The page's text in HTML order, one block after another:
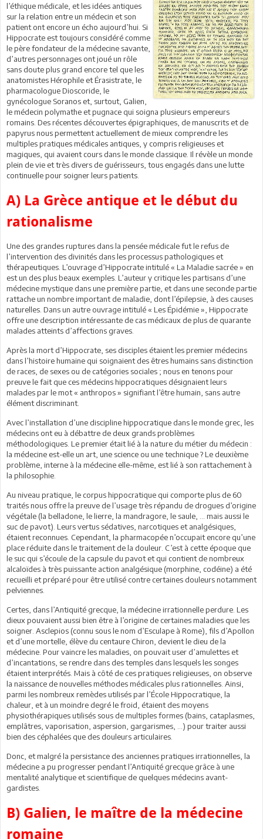
l’éthique médicale, et les idées antiques
sur la relation entre un médecin et son
patient ont encore un écho aujourd’hui. Si
Hippocrate est toujours considéré comme
le père fondateur de la médecine savante,
d’autres personnages ont joué un rôle
sans doute plus grand encore tel que les
anatomistes Hérophile et Érasistrate, le
pharmacologue Dioscoride, le
gynécologue Soranos et, surtout, Galien,
le médecin polymathe et pugnace qui soigna plusieurs empereurs
romains. Des récentes découvertes épigraphiques, de manuscrits et de
papyrus nous permettent actuellement de mieux comprendre les
multiples pratiques médicales antiques, y compris religieuses et
magiques, qui avaient cours dans le monde classique. Il révèle un monde
plein de vie et très divers de guérisseurs, tous engagés dans une lutte
continuelle pour soigner leurs patients.
A) La Grèce antique et le début du
rationalisme
Une des grandes ruptures dans la pensée médicale fut le refus de
l’intervention des divinités dans les processus pathologiques et
thérapeutiques. L’ouvrage d’Hippocrate intitulé « La Maladie sacrée » en
est un des plus beaux exemples. L’auteur y critique les partisans d’une
médecine mystique dans une première partie, et dans une seconde partie
rattache un nombre important de maladie, dont l’épilepsie, à des causes
naturelles. Dans un autre ouvrage intitulé « Les Épidémie », Hippocrate
offre une description intéressante de cas médicaux de plus de quarante
malades atteints d’affections graves.
Après la mort d’Hippocrate, ses disciples étaient les premier médecins
dans l’histoire humaine qui soignaient des êtres humains sans distinction
de races, de sexes ou de catégories sociales ; nous en tenons pour
preuve le fait que ces médecins hippocratiques désignaient leurs
malades par le mot « anthropos » signifiant l’être humain, sans autre
élément discriminant.
Avec l’installation d’une discipline hippocratique dans le monde grec, les
médecins ont eu à débattre de deux grands problèmes
méthodologiques. Le premier était lié à la nature du métier du médecin :
la médecine est-elle un art, une science ou une technique ? Le deuxième
problème, interne à la médecine elle-même, est lié à son rattachement à
la philosophie.
Au niveau pratique, le corpus hippocratique qui comporte plus de 60
traités nous offre la preuve de l’usage très répandu de drogues d’origine
végétale (la belladone, le lierre, la mandragore, le saule, ... mais aussi le
suc de pavot). Leurs vertus sédatives, narcotiques et analgésiques,
étaient reconnues. Cependant, la pharmacopée n’occupait encore qu’une
place réduite dans le traitement de la douleur. C’est à cette époque que
le suc qui s’écoule de la capsule du pavot et qui contient de nombreux
alcaloïdes à très puissante action analgésique (morphine, codéine) a été
recueilli et préparé pour être utilisé contre certaines douleurs notamment
pelviennes.
Certes, dans l’Antiquité grecque, la médecine irrationnelle perdure. Les
dieux pouvaient aussi bien être à l’origine de certaines maladies que les
soigner. Asclepios (connu sous le nom d’Esculape à Rome), fils d’Apollon
et d’une mortelle, élève du centaure Chiron, devient le dieu de la
médecine. Pour vaincre les maladies, on pouvait user d’amulettes et
d’incantations, se rendre dans des temples dans lesquels les songes
étaient interprétés. Mais à côté de ces pratiques religieuses, on observe
la naissance de nouvelles méthodes médicales plus rationnelles. Ainsi,
parmi les nombreux remèdes utilisés par l’École Hippocratique, la
chaleur, et à un moindre degré le froid, étaient des moyens
physiothérapiques utilisés sous de multiples formes (bains, cataplasmes,
emplâtres, vaporisation, aspersion, gargarismes, ...) pour traiter aussi
bien des céphalées que des douleurs articulaires.
Donc, et malgré la persistance des anciennes pratiques irrationnelles, la
médecine a pu progresser pendant l’Antiquité grecque grâce à une
mentalité analytique et scientifique de quelques médecins avant-
gardistes.
B) Galien, le maître de la médecine
romaine